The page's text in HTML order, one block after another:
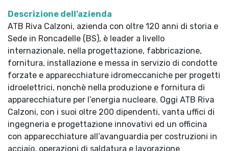
Descrizione dell’azienda
ATB Riva Calzoni, azienda con oltre 120 anni di storia e
Sede in Roncadelle (BS), è leader a livello
internazionale, nella progettazione, fabbricazione,
fornitura, installazione e messa in servizio di condotte
forzate e apparecchiature idromeccaniche per progetti
idroelettrici, nonchè nella produzione e fornitura di
apparecchiature per l’energia nucleare. Oggi ATB Riva
Calzoni, con i suoi oltre 200 dipendenti, vanta uffici di
ingegneria e progettazione innovativi ed un officina
con apparecchiature all’avanguardia per costruzioni in
acciaio, operazioni di saldatura e lavorazione